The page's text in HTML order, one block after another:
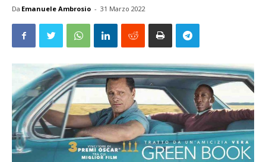
Da Emanuele Ambrosio - 31 Marzo 2022